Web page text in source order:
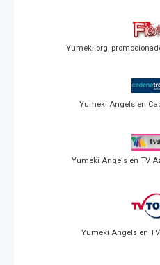
Yumeki.org,
Yumeki Angels en
Yumeki Angels en TV
Yumeki Angels en